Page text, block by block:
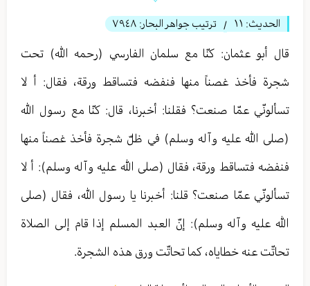
الحديث: ١١ / ترتيب جواهر البحار: ٧٩٤٨
قال أبو عثمان: كنّا مع سلمان الفارسي (رحمه الله) تحت
شجرة فأخذ غصناً منها فنفضه فتساقط ورقة، فقال: أ لا
تسألونّي عمّا صنعت؟ فقلنا: أخبرنا، قال: كنّا مع رسول الله
(صلى الله عليه وآله وسلم) في ظلّ شجرة فأخذ غصناً منها
فنفضه فتساقط ورقة، فقال (صلى الله عليه وآله وسلم): أ لا
تسألونّي عمّا صنعت؟ قلنا: أخبرنا يا رسول الله، فقال (صلى
الله عليه وآله وسلم): إنّ العبد المسلم إذا قام إلى الصلاة
تحاتّت عنه خطاياه، كما تحاتّت ورق هذه الشجرة.